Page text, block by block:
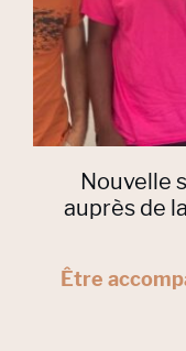
Nouvelle
auprès de
Être